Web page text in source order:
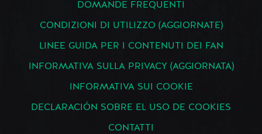
DOMANDE FREQUENTI
CONDIZIONI DI UTILIZZO (AGGIORNATE)
LINEE GUIDA PER I CONTENUTI DEI FAN
INFORMATIVA SULLA PRIVACY (AGGIORNATA)
INFORMATIVA SUI COOKIE
DECLARACIÓN SOBRE EL USO DE COOKIES
CONTATTI